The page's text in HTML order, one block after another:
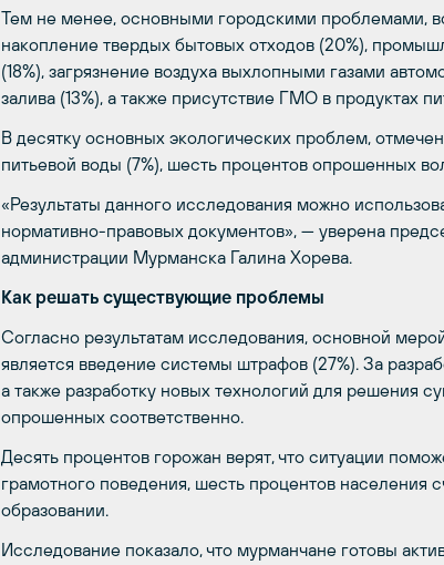
Тем не менее, основными городскими проблемами,
накопление твердых бытовых отходов (20%),
(18%), загрязнение воздуха выхлопными газами
залива (13%), а также присутствие ГМО в продуктах
В десятку основных экологических проблем,
питьевой воды (7%), шесть процентов опрошенных
«Результаты данного исследования можно
нормативно-правовых документов», — уверена
администрации Мурманска Галина Хорева.
Как решать существующие проблемы
Согласно результатам исследования, основной
является введение системы штрафов (27%). За
а также разработку новых технологий для решения
опрошенных соответственно.
Десять процентов горожан верят, что ситуации
грамотного поведения, шесть процентов населения
образовании.
Исследование показало, что мурманчане готовы